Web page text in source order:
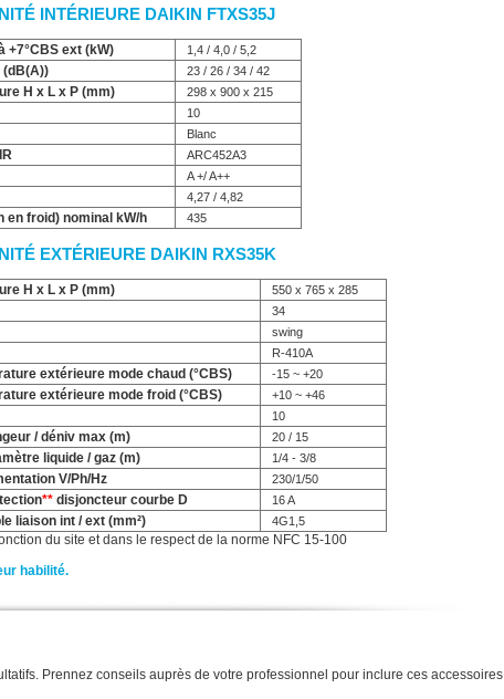
INTÉRIEURE DAIKIN FTXS35J
+7°CBS ext (kW) 1,4 / 4,0 / 5,2
(dB(A)) 23 / 26 / 34 / 42
H x L x P (mm) 298 x 900 x 215
10
Blanc
ARC452A3
A +/ A++
4,27 / 4,82
en froid) nominal kW/h 435
EXTÉRIEURE DAIKIN RXS35K
H x L x P (mm) 550 x 765 x 285
34
swing
R-410A
extérieure mode chaud (°CBS) -15 ~ +20
extérieure mode froid (°CBS) +10 ~ +46
10
/ déniv max (m) 20 / 15
liquide / gaz (m) 1/4 - 3/8
V/Ph/Hz 230/1/50
** disjoncteur courbe D 16 A
liaison int / ext (mm²) 4G1,5
du site et dans le respect de la norme NFC 15-100
habilité.
Prennez conseils auprès de votre professionnel pour inclure ces accessoires